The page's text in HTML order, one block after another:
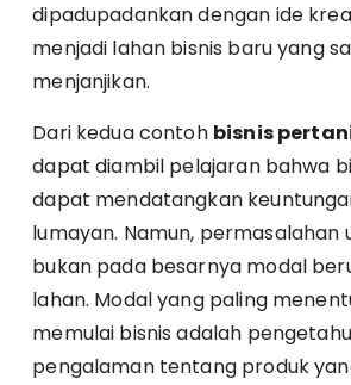
dipadupadankan dengan ide
menjadi lahan bisnis baru yang
menjanjikan.
Dari kedua contoh bisnis
dapat diambil pelajaran bahwa
dapat mendatangkan
lumayan. Namun, permasalahan
bukan pada besarnya modal
lahan. Modal yang paling
memulai bisnis adalah
pengalaman tentang produk